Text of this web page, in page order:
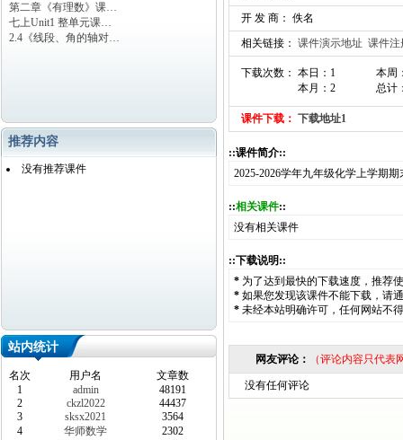
第二章《有理数》课…
七上Unit1 整单元课…
2.4《线段、角的轴对…
推荐内容
没有推荐课件
站内统计
名次 用户名
文章数
1
admin
48191
2
ckzl2022
44437
3
sksx2021
3564
4
华师数学
2302
开 发 商： 佚名
相关链接： 课件演示地址 课件注
下载次数： 本日：1
本月：2
本周
总计
课件下载： 下载地址1
::课件简介::
2025-2026学年九年级化学上学期
::相关课件::
没有相关课件
::下载说明::
* 为了达到最快的下载速度，推荐
* 如果您发现该课件不能下载，请
* 未经本站明确许可，任何网站不
网友评论： （评论内容只代
没有任何评论